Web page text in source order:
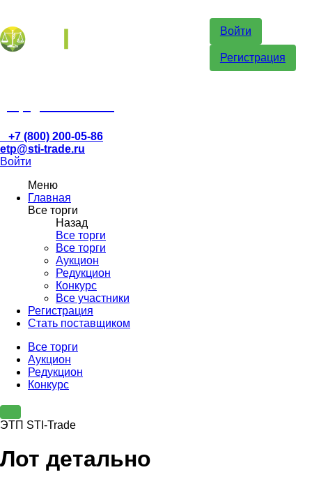
Войти
Регистрация
+7 (800) 200-05-86
etp@sti-trade.ru
Войти
Меню
Главная
Все торги
Назад
Все торги
Все торги
Аукцион
Редукцион
Конкурс
Все участники
Регистрация
Стать поставщиком
Все торги
Аукцион
Редукцион
Конкурс
ЭТП STI-Trade
Лот детально